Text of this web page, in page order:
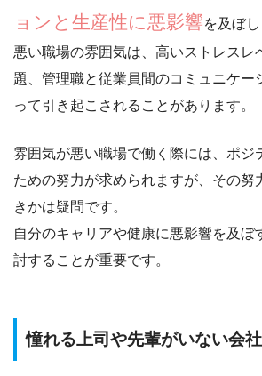
ョンと生産性に悪影響を及ぼし
悪い職場の雰囲気は、 高いストレスレ
題
管理職と従業員間のコミュニケー
って引き起こされることがあります。
雰囲気が悪い職場で働く際には、ポジ
ための努力が求められますが、 その努
きかは疑問です。
自分のキャリアや健康に悪影響を及ぼ
討することが重要です。
憧れる上司や先輩がいない会社